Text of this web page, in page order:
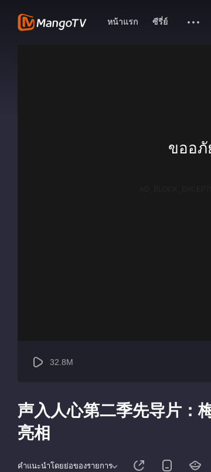
หน้าแรก ซีรี่ย์
ขออภั
32.8M
声入人心第二季先导片：
亮相
คำแนะนำโดยย่อของรายการ